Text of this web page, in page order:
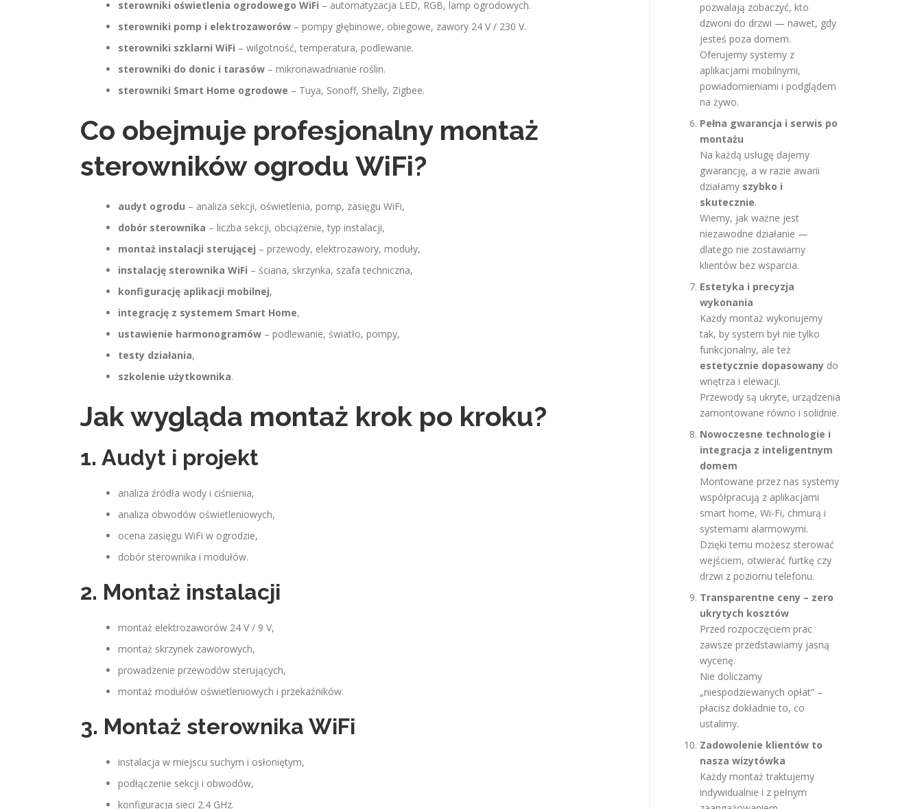
sterowniki oświetlenia ogrodowego WiFi – automatyzacja LED, RGB, lamp ogrodowych.
sterowniki pomp i elektrozaworów – pompy głębinowe, obiegowe, zawory 24 V / 230 V.
sterowniki szklarni WiFi – wilgotność, temperatura, podlewanie.
sterowniki do donic i tarasów – mikronawadnianie roślin.
sterowniki Smart Home ogrodowe – Tuya, Sonoff, Shelly, Zigbee.
Co obejmuje profesjonalny montaż
sterowników ogrodu WiFi?
audyt ogrodu – analiza sekcji, oświetlenia, pomp, zasięgu WiFi,
dobór sterownika – liczba sekcji, obciążenie, typ instalacji,
montaż instalacji sterującej – przewody, elektrozawory, moduły,
instalację sterownika WiFi – ściana, skrzynka, szafa techniczna,
konfigurację aplikacji mobilnej,
integrację z systemem Smart Home,
ustawienie harmonogramów – podlewanie, światło, pompy,
testy działania,
szkolenie użytkownika.
Jak wygląda montaż krok po kroku?
1. Audyt i projekt
analiza źródła wody i ciśnienia,
analiza obwodów oświetleniowych,
ocena zasięgu WiFi w ogrodzie,
dobór sterownika i modułów.
2. Montaż instalacji
montaż elektrozaworów 24 V / 9 V,
montaż skrzynek zaworowych,
prowadzenie przewodów sterujących,
montaż modułów oświetleniowych i przekaźników.
3. Montaż sterownika WiFi
instalacja w miejscu suchym i osłoniętym,
podłączenie sekcji i obwodów,
konfiguracja sieci 2.4 GHz.
pozwalają zobaczyć, kto
dzwoni do drzwi — nawet, gdy
jesteś poza domem.
Oferujemy systemy z
aplikacjami mobilnymi,
powiadomieniami i podglądem
na żywo.
Pełna gwarancja i serwis po
montażu
Na każdą usługę dajemy
gwarancję, a w razie awarii
działamy szybko i
skutecznie.
Wiemy, jak ważne jest
niezawodne działanie —
dlatego nie zostawiamy
klientów bez wsparcia.
Estetyka i precyzja
wykonania
Każdy montaż wykonujemy
tak, by system był nie tylko
funkcjonalny, ale też
estetycznie dopasowany do
wnętrza i elewacji.
Przewody są ukryte, urządzenia
zamontowane równo i solidnie.
Nowoczesne technologie i
integracja z inteligentnym
domem
Montowane przez nas systemy
współpracują z aplikacjami
smart home, Wi-Fi, chmurą i
systemami alarmowymi.
Dzięki temu możesz sterować
wejściem, otwierać furtkę czy
drzwi z poziomu telefonu.
Transparentne ceny – zero
ukrytych kosztów
Przed rozpoczęciem prac
zawsze przedstawiamy jasną
wycenę.
Nie doliczamy
„niespodziewanych opłat” –
płacisz dokładnie to, co
ustalimy.
Zadowolenie klientów to
nasza wizytówka
Każdy montaż traktujemy
indywidualnie i z pełnym